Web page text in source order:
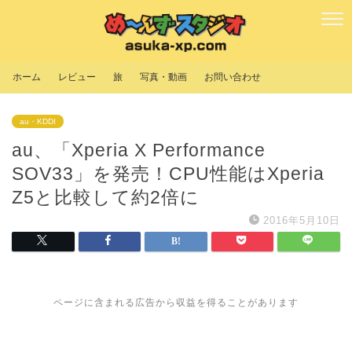
ホーム レビュー 旅 写真・動画 お問い合わせ
au・KDDI
au、「Xperia X Performance
SOV33」を発売！CPU性能はXperia
Z5と比較して約2倍に
2016年5月10日
ページに含まれる広告から収益を得ることがあります